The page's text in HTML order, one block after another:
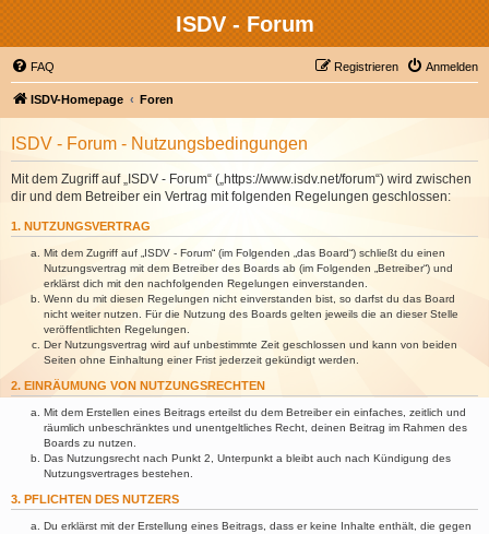
ISDV - Forum
FAQ Anmelden
Registrieren
ISDV-Homepage Foren
ISDV - Forum - Nutzungsbedingungen
Mit dem Zugriff auf „ISDV - Forum“ („https://www.isdv.net/forum“) wird zwischen
dir und dem Betreiber ein Vertrag mit folgenden Regelungen geschlossen:
1. NUTZUNGSVERTRAG
Mit dem Zugriff auf „ISDV - Forum“ (im Folgenden „das Board“) schließt du einen
Nutzungsvertrag mit dem Betreiber des Boards ab (im Folgenden „Betreiber“) und
erklärst dich mit den nachfolgenden Regelungen einverstanden.
Wenn du mit diesen Regelungen nicht einverstanden bist, so darfst du das Board
nicht weiter nutzen. Für die Nutzung des Boards gelten jeweils die an dieser Stelle
veröffentlichten Regelungen.
Der Nutzungsvertrag wird auf unbestimmte Zeit geschlossen und kann von beiden
Seiten ohne Einhaltung einer Frist jederzeit gekündigt werden.
2. EINRÄUMUNG VON NUTZUNGSRECHTEN
Mit dem Erstellen eines Beitrags erteilst du dem Betreiber ein einfaches, zeitlich und
räumlich unbeschränktes und unentgeltliches Recht, deinen Beitrag im Rahmen des
Boards zu nutzen.
Das Nutzungsrecht nach Punkt 2, Unterpunkt a bleibt auch nach Kündigung des
Nutzungsvertrages bestehen.
3. PFLICHTEN DES NUTZERS
Du erklärst mit der Erstellung eines Beitrags, dass er keine Inhalte enthält, die gegen